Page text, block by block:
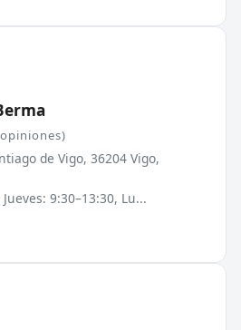
de Vigo, 36204 Vigo,
9:30–13:30, Lu...